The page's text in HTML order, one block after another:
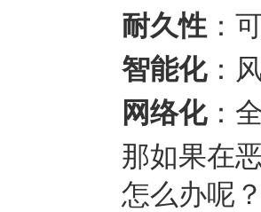
耐久性 ：
智能化：
网络化：
那如果在
怎么办呢